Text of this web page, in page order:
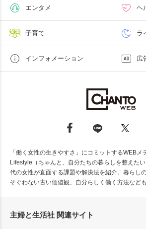
エンタメ ヘ
子育て ラ
インフォメーション 広
「働く女性の生きやすさ」にコミットするWEB
Lifestyle（ちゃんと、自分たちの暮らしを整えた
代の女性が直面する課題や解決法を紹介。暮らし
そぐわない古い価値観、自分らしく働く方法など
主婦と生活社 関連サイト